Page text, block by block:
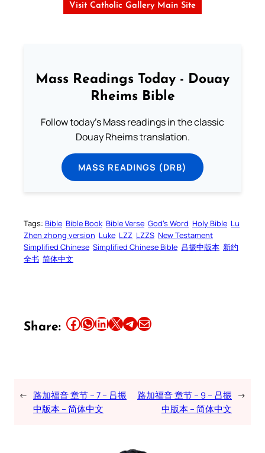
Visit Catholic Gallery Main Site
Mass Readings Today - Douay
Rheims Bible
Follow today's Mass readings in the classic
Douay Rheims translation.
MASS READINGS (DRB)
Tags: Bible Bible Book Bible Verse God’s Word Holy Bible Lu
Zhen zhong version Luke LZZ LZZS New Testament
Simplified Chinese Simplified Chinese Bible 吕振中版本 新约
全书 简体中文
Share: Share this article on Facebook Share this article on WhatsApp Share this article on LinkedIn Share this article on X Share this article on TelegramEmail this Article
← 路加福音 章节 – 7 – 吕振
中版本 – 简体中文
路加福音 章节 – 9 – 吕振
中版本 – 简体中文
→